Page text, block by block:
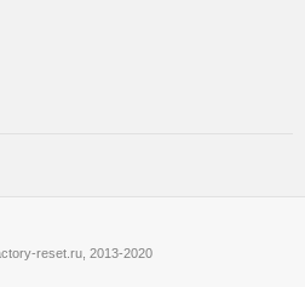
reset.ru, 2013-2020